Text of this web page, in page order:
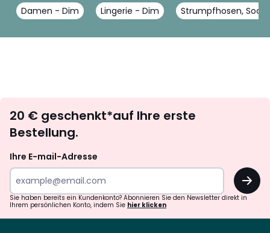
Damen - Dim Lingerie - Dim Strumpfhosen,
abonnieren
20 € geschenkt*auf Ihre erste
Bestellung.
Ihre E-mail-Adresse
OK
Sie haben bereits ein Kundenkonto? Abonnieren Sie den Newsletter direkt in
Ihrem persönlichen Konto, indem Sie hier klicken